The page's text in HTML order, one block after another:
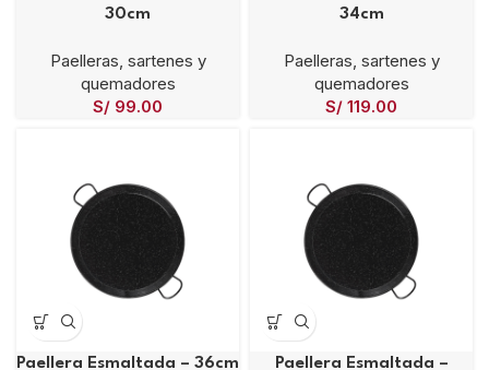
30cm
Paelleras, sartenes y
quemadores
S/ 99.00
34cm
Paelleras, sartenes y
quemadores
S/ 119.00
Paellera Esmaltada – 36cm Paellera Esmaltada –